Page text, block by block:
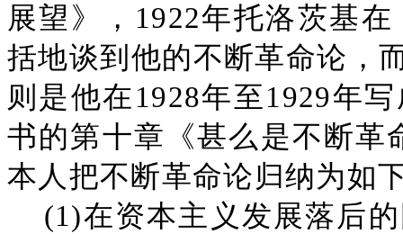
展望》，1922年托洛茨基
括地谈到他的不断革命论，
则是他在1928年至1929年
书的第十章《甚么是不断
本人把不断革命论归纳为如
(1)在资本主义发展落后